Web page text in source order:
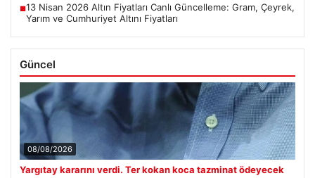
■13 Nisan 2026 Altın Fiyatları Canlı Güncelleme: Gram, Çeyrek,
Yarım ve Cumhuriyet Altını Fiyatları
Güncel
08/08/2026
Yargıtay kararını verdi. Ter kokan koca tazminat ödeyecek